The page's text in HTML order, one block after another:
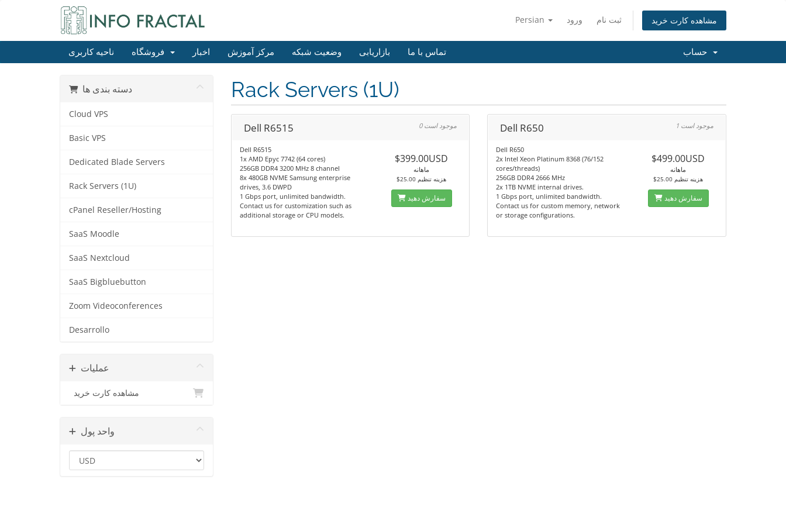
Persian ورود ثبت نام مشاهده کارت خرید
ناحیه کاربری اخبار مرکز آموزش وضعیت شبکه بازاریابی تماس با ما
دسته بندی ها
Cloud VPS
Basic VPS
Dedicated Blade Servers
Rack Servers (1U)
cPanel Reseller/Hosting
SaaS Moodle
SaaS Nextcloud
SaaS Bigbluebutton
Zoom Videoconferences
Desarrollo
عملیات
مشاهده کارت خرید
واحد پول
Rack Servers (1U)
Dell R6515 0 موجود است
Dell R6515
1x AMD Epyc 7742 (64 cores)
256GB DDR4 3200 MHz 8 channel
8x 480GB NVME Samsung enterprise
drives, 3.6 DWPD
1 Gbps port, unlimited bandwidth.
Contact us for customization such as
additional storage or CPU models.
$399.00USD
ماهانه
$25.00 هزینه تنظیم
سفارش دهید
Dell R650 1 موجود است
Dell R650
2x Intel Xeon Platinum 8368 (76/152
cores/threads)
256GB DDR4 2666 MHz
2x 1TB NVME internal drives.
1 Gbps port, unlimited bandwidth.
Contact us for custom memory, network
or storage configurations.
$499.00USD
ماهانه
$25.00 هزینه تنظیم
سفارش دهید